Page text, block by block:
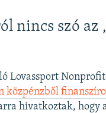
nincs szó az
Lovassport
közpénzből
hivatkoztak, hogy